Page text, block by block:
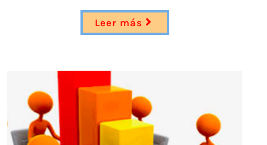
Leer más